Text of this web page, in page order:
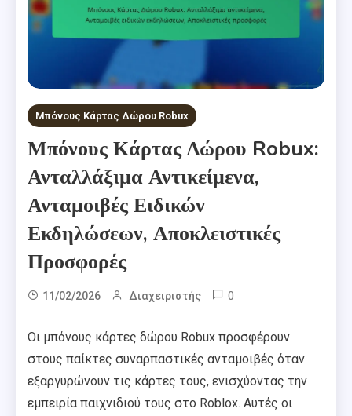
Μπόνους Κάρτας Δώρου Robux
Μπόνους Κάρτας Δώρου Robux:
Ανταλλάξιμα Αντικείμενα,
Ανταμοιβές Ειδικών
Εκδηλώσεων, Αποκλειστικές
Προσφορές
11/02/2026 Διαχειριστής 0
Οι μπόνους κάρτες δώρου Robux προσφέρουν
στους παίκτες συναρπαστικές ανταμοιβές όταν
εξαργυρώνουν τις κάρτες τους, ενισχύοντας την
εμπειρία παιχνιδιού τους στο Roblox. Αυτές οι